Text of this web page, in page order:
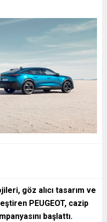
göz alıcı tasarım ve
PEUGEOT, cazip
başlattı.